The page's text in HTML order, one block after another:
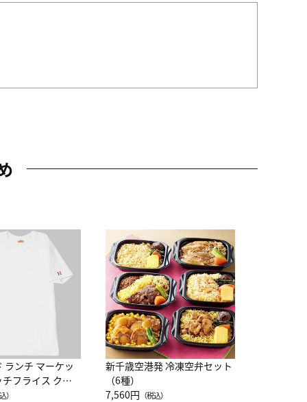
ランチ マーケッ
チフライス クル
半袖Ｔシャツ
）
新千歳空港発 冷凍空弁セット
（6種）
7,560円 （税込）